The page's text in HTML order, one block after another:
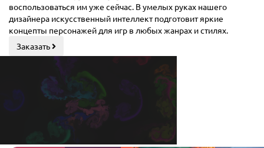
воспользоваться им уже сейчас. В умелых руках нашего
дизайнера искусственный интеллект подготовит яркие
концепты персонажей для игр в любых жанрах и стилях.
Заказать